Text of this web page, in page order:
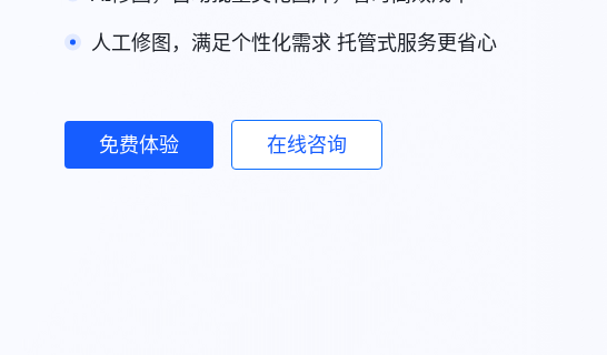
人工修图，满足个性化需求 托管式服务更省心
免费体验 在线咨询